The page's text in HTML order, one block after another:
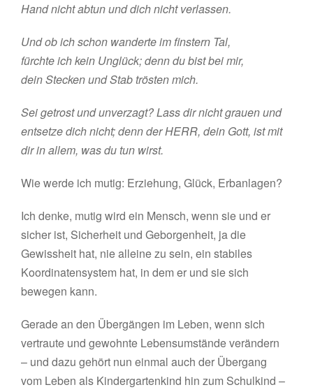
Hand nicht abtun und dich nicht verlassen.
Und ob ich schon wanderte im finstern Tal,
fürchte ich kein Unglück; denn du bist bei mir,
dein Stecken und Stab trösten mich.
Sei getrost und unverzagt? Lass dir nicht grauen und
entsetze dich nicht; denn der HERR, dein Gott, ist mit
dir in allem, was du tun wirst.
Wie werde ich mutig: Erziehung, Glück, Erbanlagen?
Ich denke, mutig wird ein Mensch, wenn sie und er
sicher ist, Sicherheit und Geborgenheit, ja die
Gewissheit hat, nie alleine zu sein, ein stabiles
Koordinatensystem hat, in dem er und sie sich
bewegen kann.
Gerade an den Übergängen im Leben, wenn sich
vertraute und gewohnte Lebensumstände verändern
– und dazu gehört nun einmal auch der Übergang
vom Leben als Kindergartenkind hin zum Schulkind –